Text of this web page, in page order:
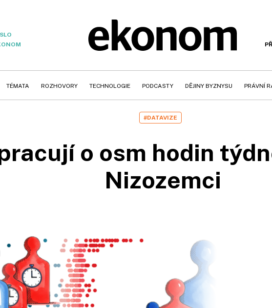
TÉMATA ROZHOVORY TECHNOLOGIE PODCASTY DĚJINY BYZNYSU PRÁVNÍ
#DATAVIZE
o osm hodin
Nizozemci